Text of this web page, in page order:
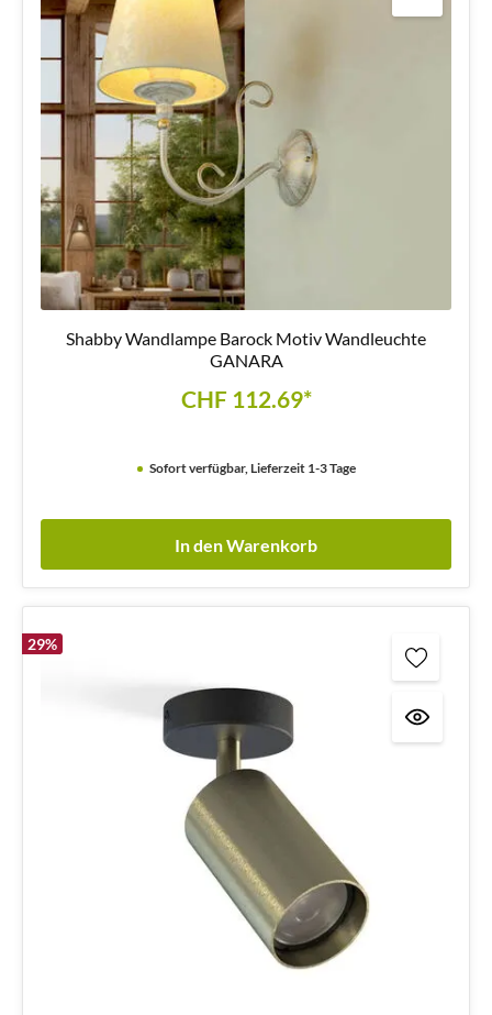
Shabby Wandlampe Barock Motiv Wandleuchte
GANARA
CHF 112.69*
Sofort verfügbar, Lieferzeit 1-3 Tage
In den Warenkorb
29%